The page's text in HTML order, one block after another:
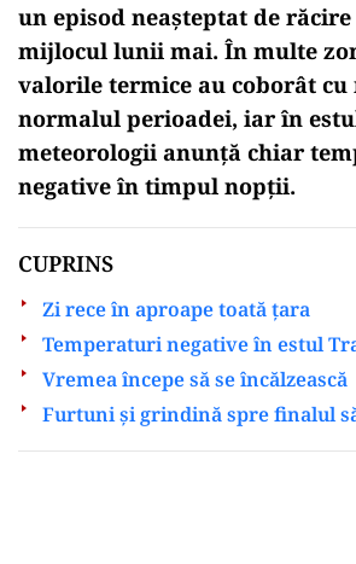
un episod neașteptat de
mijlocul lunii mai. În multe
valorile termice au coborât cu
normalul perioadei, iar în
meteorologii anunță chiar
negative în timpul nopții.
CUPRINS
Zi rece în aproape toată țara
Temperaturi negative în estul
Vremea începe să se încălzească
Furtuni și grindină spre finalul